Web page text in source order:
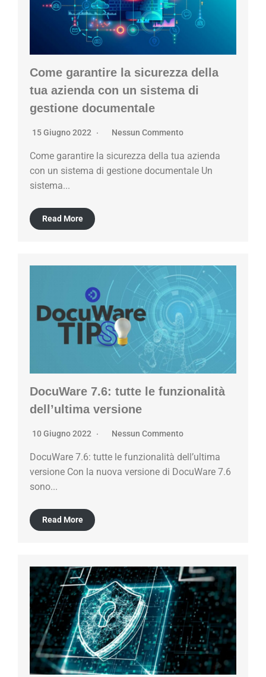
Come garantire la sicurezza della
tua azienda con un sistema di
gestione documentale
15 Giugno 2022 Nessun Commento
Come garantire la sicurezza della tua azienda
con un sistema di gestione documentale Un
sistema...
Read More
DocuWare 7.6: tutte le funzionalità
dell’ultima versione
10 Giugno 2022 Nessun Commento
DocuWare 7.6: tutte le funzionalità dell’ultima
versione Con la nuova versione di DocuWare 7.6
sono...
Read More